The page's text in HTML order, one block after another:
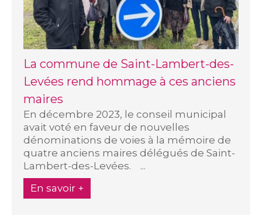
La commune de Saint-Lambert-des-
Levées rend hommage à ces anciens
maires
En décembre 2023, le conseil municipal
avait voté en faveur de nouvelles
dénominations de voies à la mémoire de
quatre anciens maires délégués de Saint-
Lambert-des-Levées. ...
En savoir +